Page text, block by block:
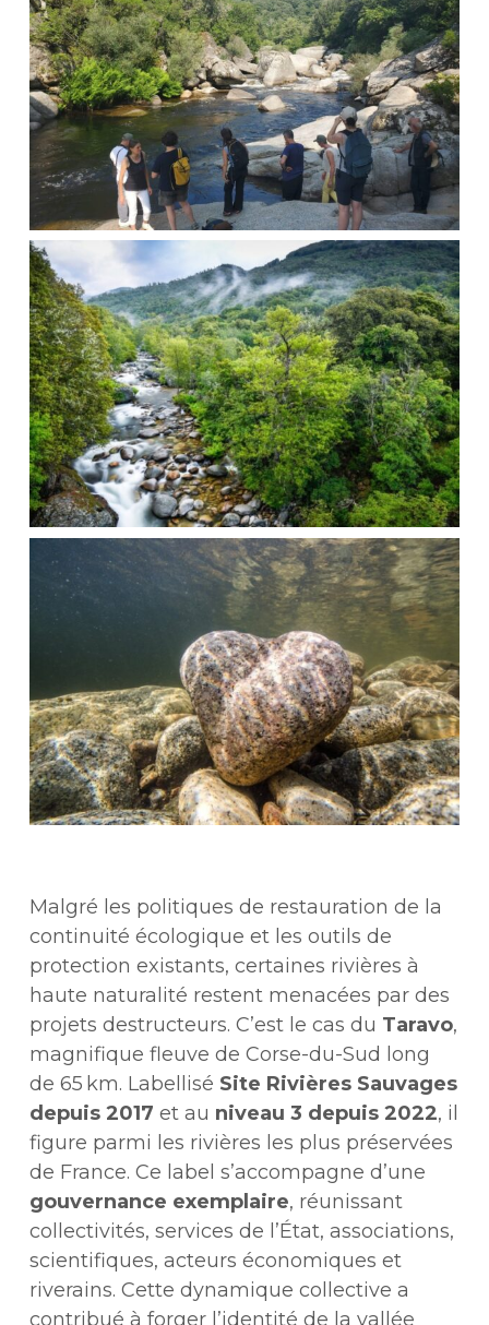
Malgré les politiques de restauration de la
continuité écologique et les outils de
protection existants, certaines rivières à
haute naturalité restent menacées par des
projets destructeurs. C’est le cas du Taravo,
magnifique fleuve de Corse-du-Sud long
de 65 km. Labellisé Site Rivières Sauvages
depuis 2017 et au niveau 3 depuis 2022, il
figure parmi les rivières les plus préservées
de France. Ce label s’accompagne d’une
gouvernance exemplaire, réunissant
collectivités, services de l’État, associations,
scientifiques, acteurs économiques et
riverains. Cette dynamique collective a
contribué à forger l’identité de la vallée